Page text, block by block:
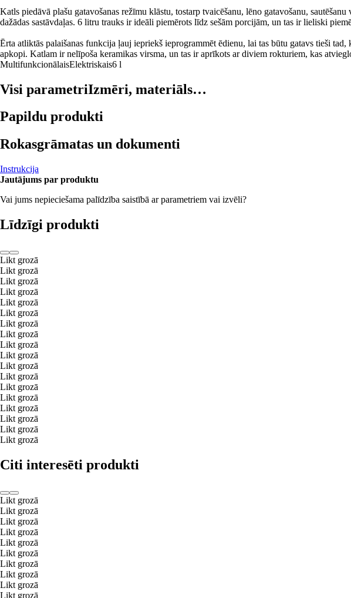
Katls piedāvā plašu gatavošanas režīmu klāstu, tostarp tvaicēšanu, lēno gatavošanu,
dažādas sastāvdaļas. 6 litru trauks ir ideāli piemērots līdz sešām porcijām, un tas ir lieliski
Ērta atliktās palaišanas funkcija ļauj iepriekš ieprogrammēt ēdienu, lai tas būtu gatavs tieši
apkopi. Katlam ir nelīpoša keramikas virsma, un tas ir aprīkots ar diviem rokturiem, kas
MultifunkcionālaisElektriskais6 l
Visi parametriIzmēri, materiāls…
Papildu produkti
Rokasgrāmatas un dokumenti
Instrukcija
Jautājums par produktu
Vai jums nepieciešama palīdzība saistībā ar parametriem vai izvēli?
Līdzīgi produkti
Likt grozā
Likt grozā
Likt grozā
Likt grozā
Likt grozā
Likt grozā
Likt grozā
Likt grozā
Likt grozā
Likt grozā
Likt grozā
Likt grozā
Likt grozā
Likt grozā
Likt grozā
Likt grozā
Likt grozā
Likt grozā
Citi interesēti produkti
Likt grozā
Likt grozā
Likt grozā
Likt grozā
Likt grozā
Likt grozā
Likt grozā
Likt grozā
Likt grozā
Likt grozā